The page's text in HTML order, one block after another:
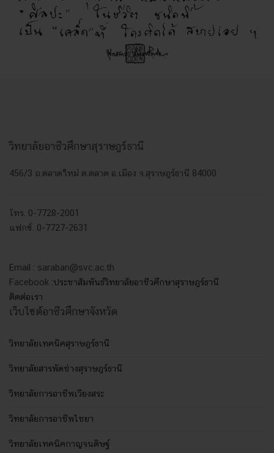
วิทยาลัยอาชีวศึกษาสุราษฎร์ธานี
456/3 ถ.ตลาดใหม่ ต.ตลาด อ.เมือง จ.สุราษฎร์ธานี 84000
โทร. 0-7728-2001
แฟกซ์. 0-7727-2631
Email : saraban@svc.ac.th
Facebook :ประชาสัมพันธ์วิทยาลัยอาชีวศึกษาสุราษฎร์ธานี
ติดต่อเรา
เว็บไซต์อาชีวศึกษาจังหวัด
วิทยาลัยเทคนิคสุราษฎร์ธานี
วิทยาลัยสารพัดช่างสุราษฎร์ธานี
วิทยาลัยการอาชีพเวียงสระ
วิทยาลัยการอาชีพไชยา
วิทยาลัยเทคนิคกาญจนดิษฐ์